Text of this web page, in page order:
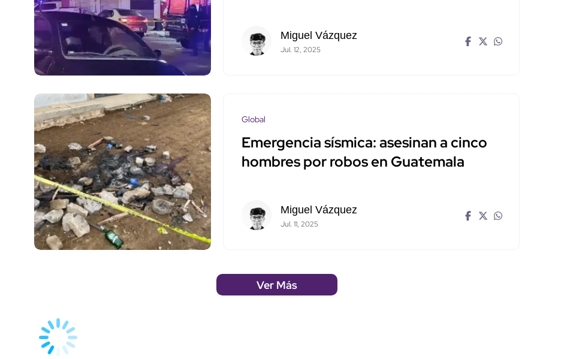
Miguel Vázquez
Jul. 12, 2025
Global
Emergencia sísmica: asesinan a cinco
hombres por robos en Guatemala
Miguel Vázquez
Jul. 11, 2025
Ver Más